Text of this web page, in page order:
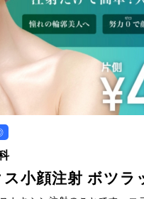
小顔注射 ボツラ